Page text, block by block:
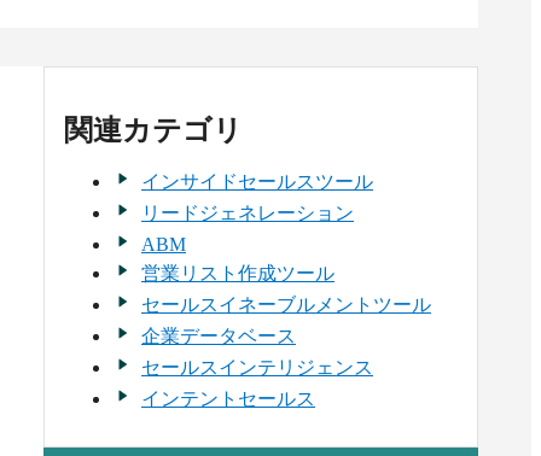
ー（uSonar） STREAMX
関連カテゴリ
インサイドセールスツール
リードジェネレーション
ABM
営業リスト作成ツール
セールスイネーブルメントツール
企業データベース
セールスインテリジェンス
インテントセールス